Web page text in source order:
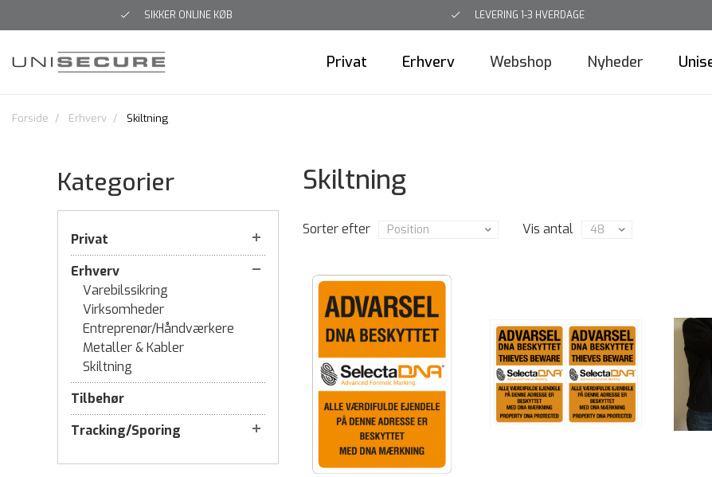
SIKKER ONLINE KØB LEVERING 1-3 HVERDAGE
Privat Erhverv Webshop Nyheder
Forside Erhverv Skiltning
Kategorier
Privat
Erhverv
Varebilssikring
Virksomheder
Entreprenør/Håndværkere
Metaller & Kabler
Skiltning
Tilbehør
Tracking/Sporing
Skiltning
Sorter efter Vis antal